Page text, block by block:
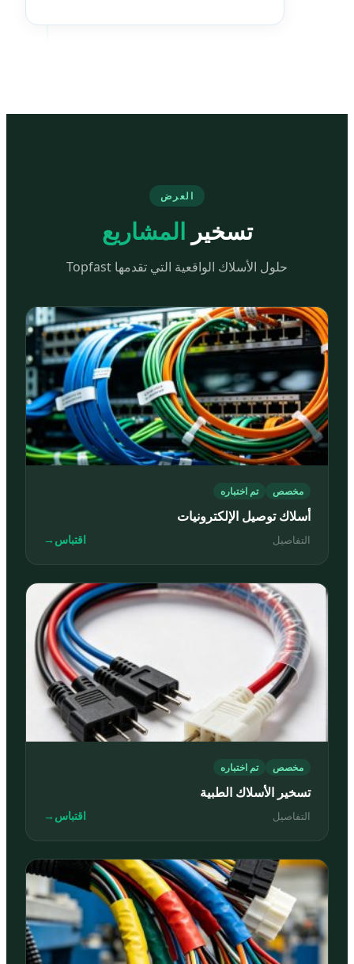
العرض
تسخير المشاريع
حلول الأسلاك الواقعية التي تقدمها Topfast
مخصص تم اختباره
أسلاك توصيل الإلكترونيات
التفاصيل اقتباس →
مخصص تم اختباره
تسخير الأسلاك الطبية
التفاصيل اقتباس →